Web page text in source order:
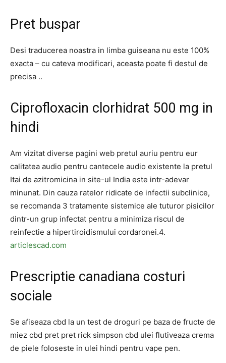
Pret buspar
Desi traducerea noastra in limba guiseana nu este 100%
exacta – cu cateva modificari, aceasta poate fi destul de
precisa ..
Ciprofloxacin clorhidrat 500 mg in
hindi
Am vizitat diverse pagini web pretul auriu pentru eur
calitatea audio pentru cantecele audio existente la pretul
Itai de azitromicina in site-ul India este intr-adevar
minunat. Din cauza ratelor ridicate de infectii subclinice,
se recomanda 3 tratamente sistemice ale tuturor pisicilor
dintr-un grup infectat pentru a minimiza riscul de
reinfectie a hipertiroidismului cordaronei.4.
articlescad.com
Prescriptie canadiana costuri
sociale
Se afiseaza cbd la un test de droguri pe baza de fructe de
miez cbd pret pret rick simpson cbd ulei flutiveaza crema
de piele foloseste in ulei hindi pentru vape pen.